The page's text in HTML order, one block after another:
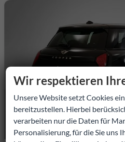
Wir respektieren
Unsere Website setzt Cookies
bereitzustellen. Hierbei
verarbeiten nur die Daten für
Personalisierung, für die Sie uns